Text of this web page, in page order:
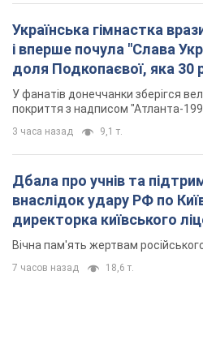
Українська гімнастка
і вперше почула "Слава
доля Подкопаєвої, яка 30
"золото" Олімпіади
У фанатів донеччанки зберігся
покриття з надписом "Атланта-
3 часа назад 9,1 т.
Дбала про учнів та
внаслідок удару РФ по
директорка київського
Вічна пам'ять жертвам
7 часов назад 18,6 т.